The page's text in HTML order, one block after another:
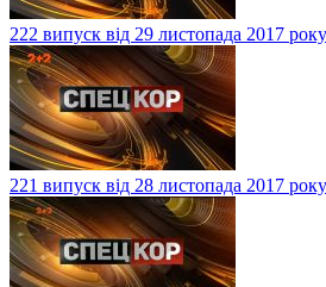
222 випуск від 29 листопада 2017 року
221 випуск від 28 листопада 2017 року